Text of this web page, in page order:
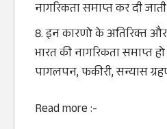
नागरिकता समाप्‍त कर दी
इन कारणो के अतिरिक्‍त
भारत की नागरिकता समाप्‍त
पागलपन, फकीरी, सन्‍यास
Read more :-